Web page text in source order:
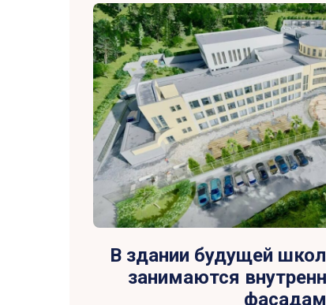
В здании будущей
занимаются